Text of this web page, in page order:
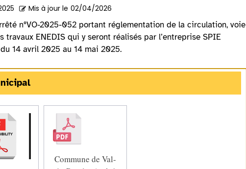
Mis à jour le 02/04/2026
n°VO-2025-052 portant réglementation de la circulation, voie
travaux ENEDIS qui y seront réalisés par l’entreprise SPIE
du 14 avril 2025 au 14 mai 2025.
Commune de Val-